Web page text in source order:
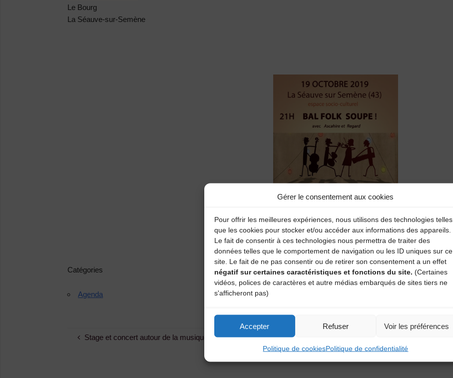
Gérer le consentement aux cookies
Pour offrir les meilleures expériences, nous utilisons des technologies telles
que les cookies pour stocker et/ou accéder aux informations des appareils.
Le fait de consentir à ces technologies nous permettra de traiter des
données telles que le comportement de navigation ou les ID uniques sur ce
site. Le fait de ne pas consentir ou de retirer son consentement a un effet
négatif sur certaines caractéristiques et fonctions du site. (Certaines
vidéos, polices de caractères et autre médias embarqués de sites tiers ne
s'afficheront pas)
Accepter Refuser Voir les préférences
Politique de cookiesPolitique de confidentialité
Le Bourg
La Séauve-sur-Semène
Catégories
Agenda
Stage et concert autour de la musique baroque (Pébrac)